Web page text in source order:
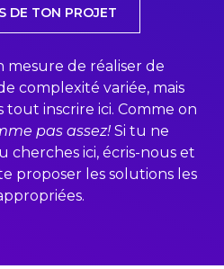
DE TON PROJET
mesure de réaliser de
complexité variée, mais
tout inscrire ici. Comme on
pas assez! Si tu ne
cherches ici, écris-nous et
proposer les solutions les